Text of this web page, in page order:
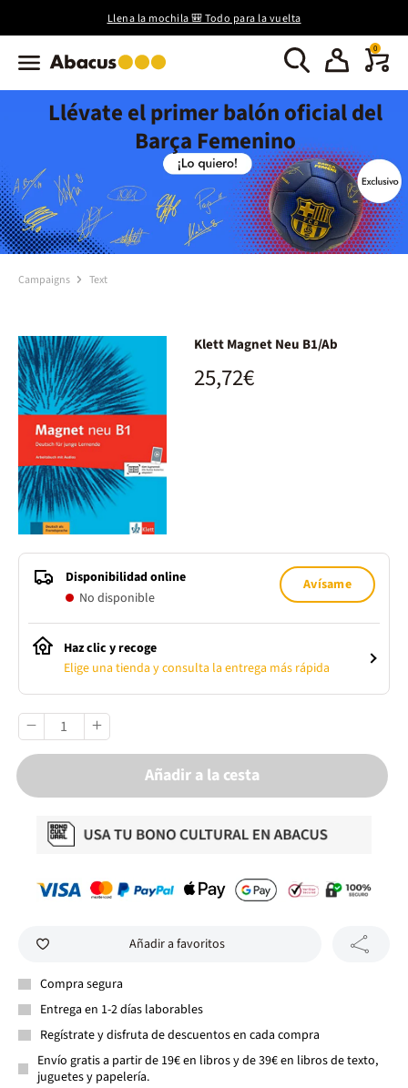
Llena la mochila 🎒 Todo para la vuelta
0
Llévate el primer balón oficial del
Barça Femenino
Campaigns Text
Klett Magnet Neu B1/Ab
25,72€
Disponibilidad online
No disponible
Avísame
Haz clic y recoge
Elige una tienda y consulta la entrega más rápida
Añadir a la cesta
Añadir a favoritos
Compra segura
Entrega en 1-2 días laborables
Regístrate y disfruta de descuentos en cada compra
Envío gratis a partir de 19€ en libros y de 39€ en libros de texto,
juguetes y papelería.